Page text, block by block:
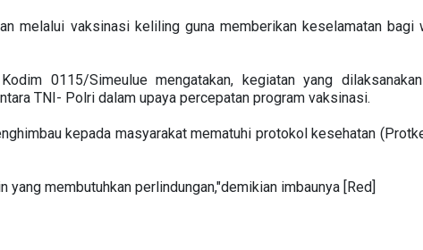
melalui vaksinasi keliling guna memberikan keselamatan bagi
0115/Simeulue mengatakan, kegiatan yang
TNI- Polri dalam upaya percepatan program vaksinasi.
kepada masyarakat mematuhi protokol kesehatan
yang membutuhkan perlindungan,"demikian imbaunya [Red]